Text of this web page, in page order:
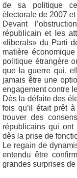
de sa politique
électorale de 2007
Devant
républicain et les
«liberals» du Parti
matière
politique étrangère
que la guerre qui,
jamais être une
engagement contre
Dès la défaite des
fois qu’il était prêt
trouver des
républicains qui
dès la prise de
Le regain de
entendu être
grandes surprises